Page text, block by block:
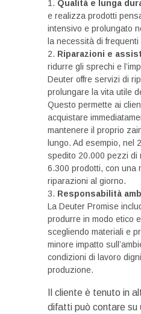
Qualità e lunga
e realizza prodotti
intensivo e prolungato
la necessità di
Riparazioni e
ridurre gli sprechi e
Deuter offre servizi di
prolungare la vita utile
Questo permette ai
acquistare
mantenere il proprio
lungo. Ad esempio, nel
spedito 20.000 pezzi di
6.300 prodotti, con una
riparazioni al giorno.
Responsabilità
La Deuter Promise
produrre in modo etico
scegliendo materiali e
minore impatto
condizioni di lavoro
produzione.
Il cliente è tenuto in
difatti può contare su